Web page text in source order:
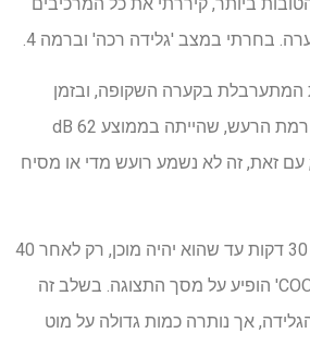
בחרתי במצב 'גלידה רכה' וברמה 4.
בקערה השקופה, ובזמן
שהיא פעלה מדדתי את רמת הרעש, שהייתה בממוצע 62 dB
והגיעה לשיא של 74 dB; עם זאת, זה לא נשמע רועש מדי או מסיח
למרות שחשבתי שייקח 30 דקות עד שהוא יהיה מוכן, רק לאחר 40
דקות שמעתי צפצוף ו'COOL' הופיע על מסך התצוגה. בשלב זה
אך נותרה כמות גדולה על מוט